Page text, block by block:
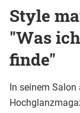
Style
"Was
finde"
In seinem